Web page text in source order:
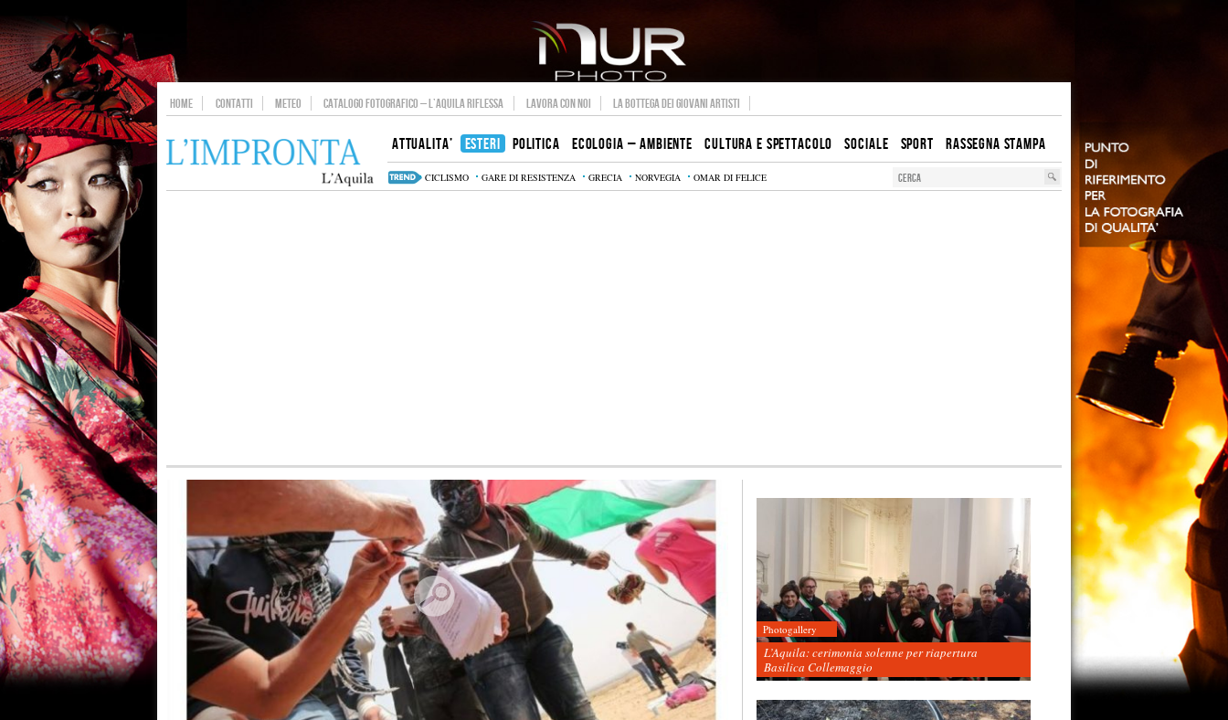
HOME CONTATTI METEO CATALOGO FOTOGRAFICO – L’AQUILA RIFLESSA LAVORA CON NOI LA BOTTEGA DEI GIOVANI ARTISTI
ATTUALITA’ ESTERI POLITICA ECOLOGIA – AMBIENTE CULTURA E SPETTACOLO SOCIALE SPORT RASSEGNA STAMPA
CICLISMO GARE DI RESISTENZA GRECIA NORVEGIA OMAR DI FELICE
Photogallery
L’Aquila: cerimonia solenne per riapertura
Basilica Collemaggio